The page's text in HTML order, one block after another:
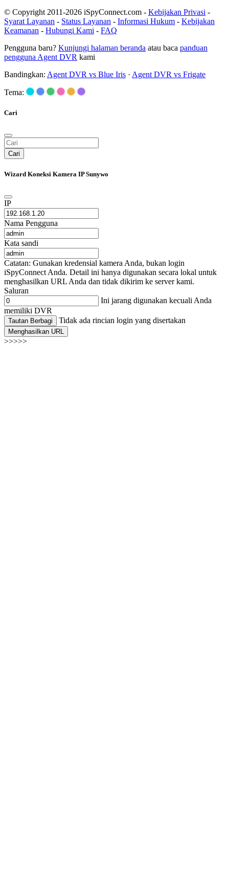
© Copyright 2011-2026 iSpyConnect.com - Kebijakan Privasi -
Syarat Layanan - Status Layanan - Informasi Hukum - Kebijakan
Keamanan - Hubungi Kami - FAQ
Pengguna baru? Kunjungi halaman beranda atau baca panduan
pengguna Agent DVR kami
Bandingkan: Agent DVR vs Blue Iris · Agent DVR vs Frigate
Tema:
Cari
Cari
Wizard Koneksi Kamera IP Sunywo
IP
Nama Pengguna
Kata sandi
Catatan: Gunakan kredensial kamera Anda, bukan login
iSpyConnect Anda. Detail ini hanya digunakan secara lokal untuk
menghasilkan URL Anda dan tidak dikirim ke server kami.
Saluran
Ini jarang digunakan kecuali Anda
memiliki DVR
Tautan Berbagi Tidak ada rincian login yang disertakan
Menghasilkan URL
>>>>>